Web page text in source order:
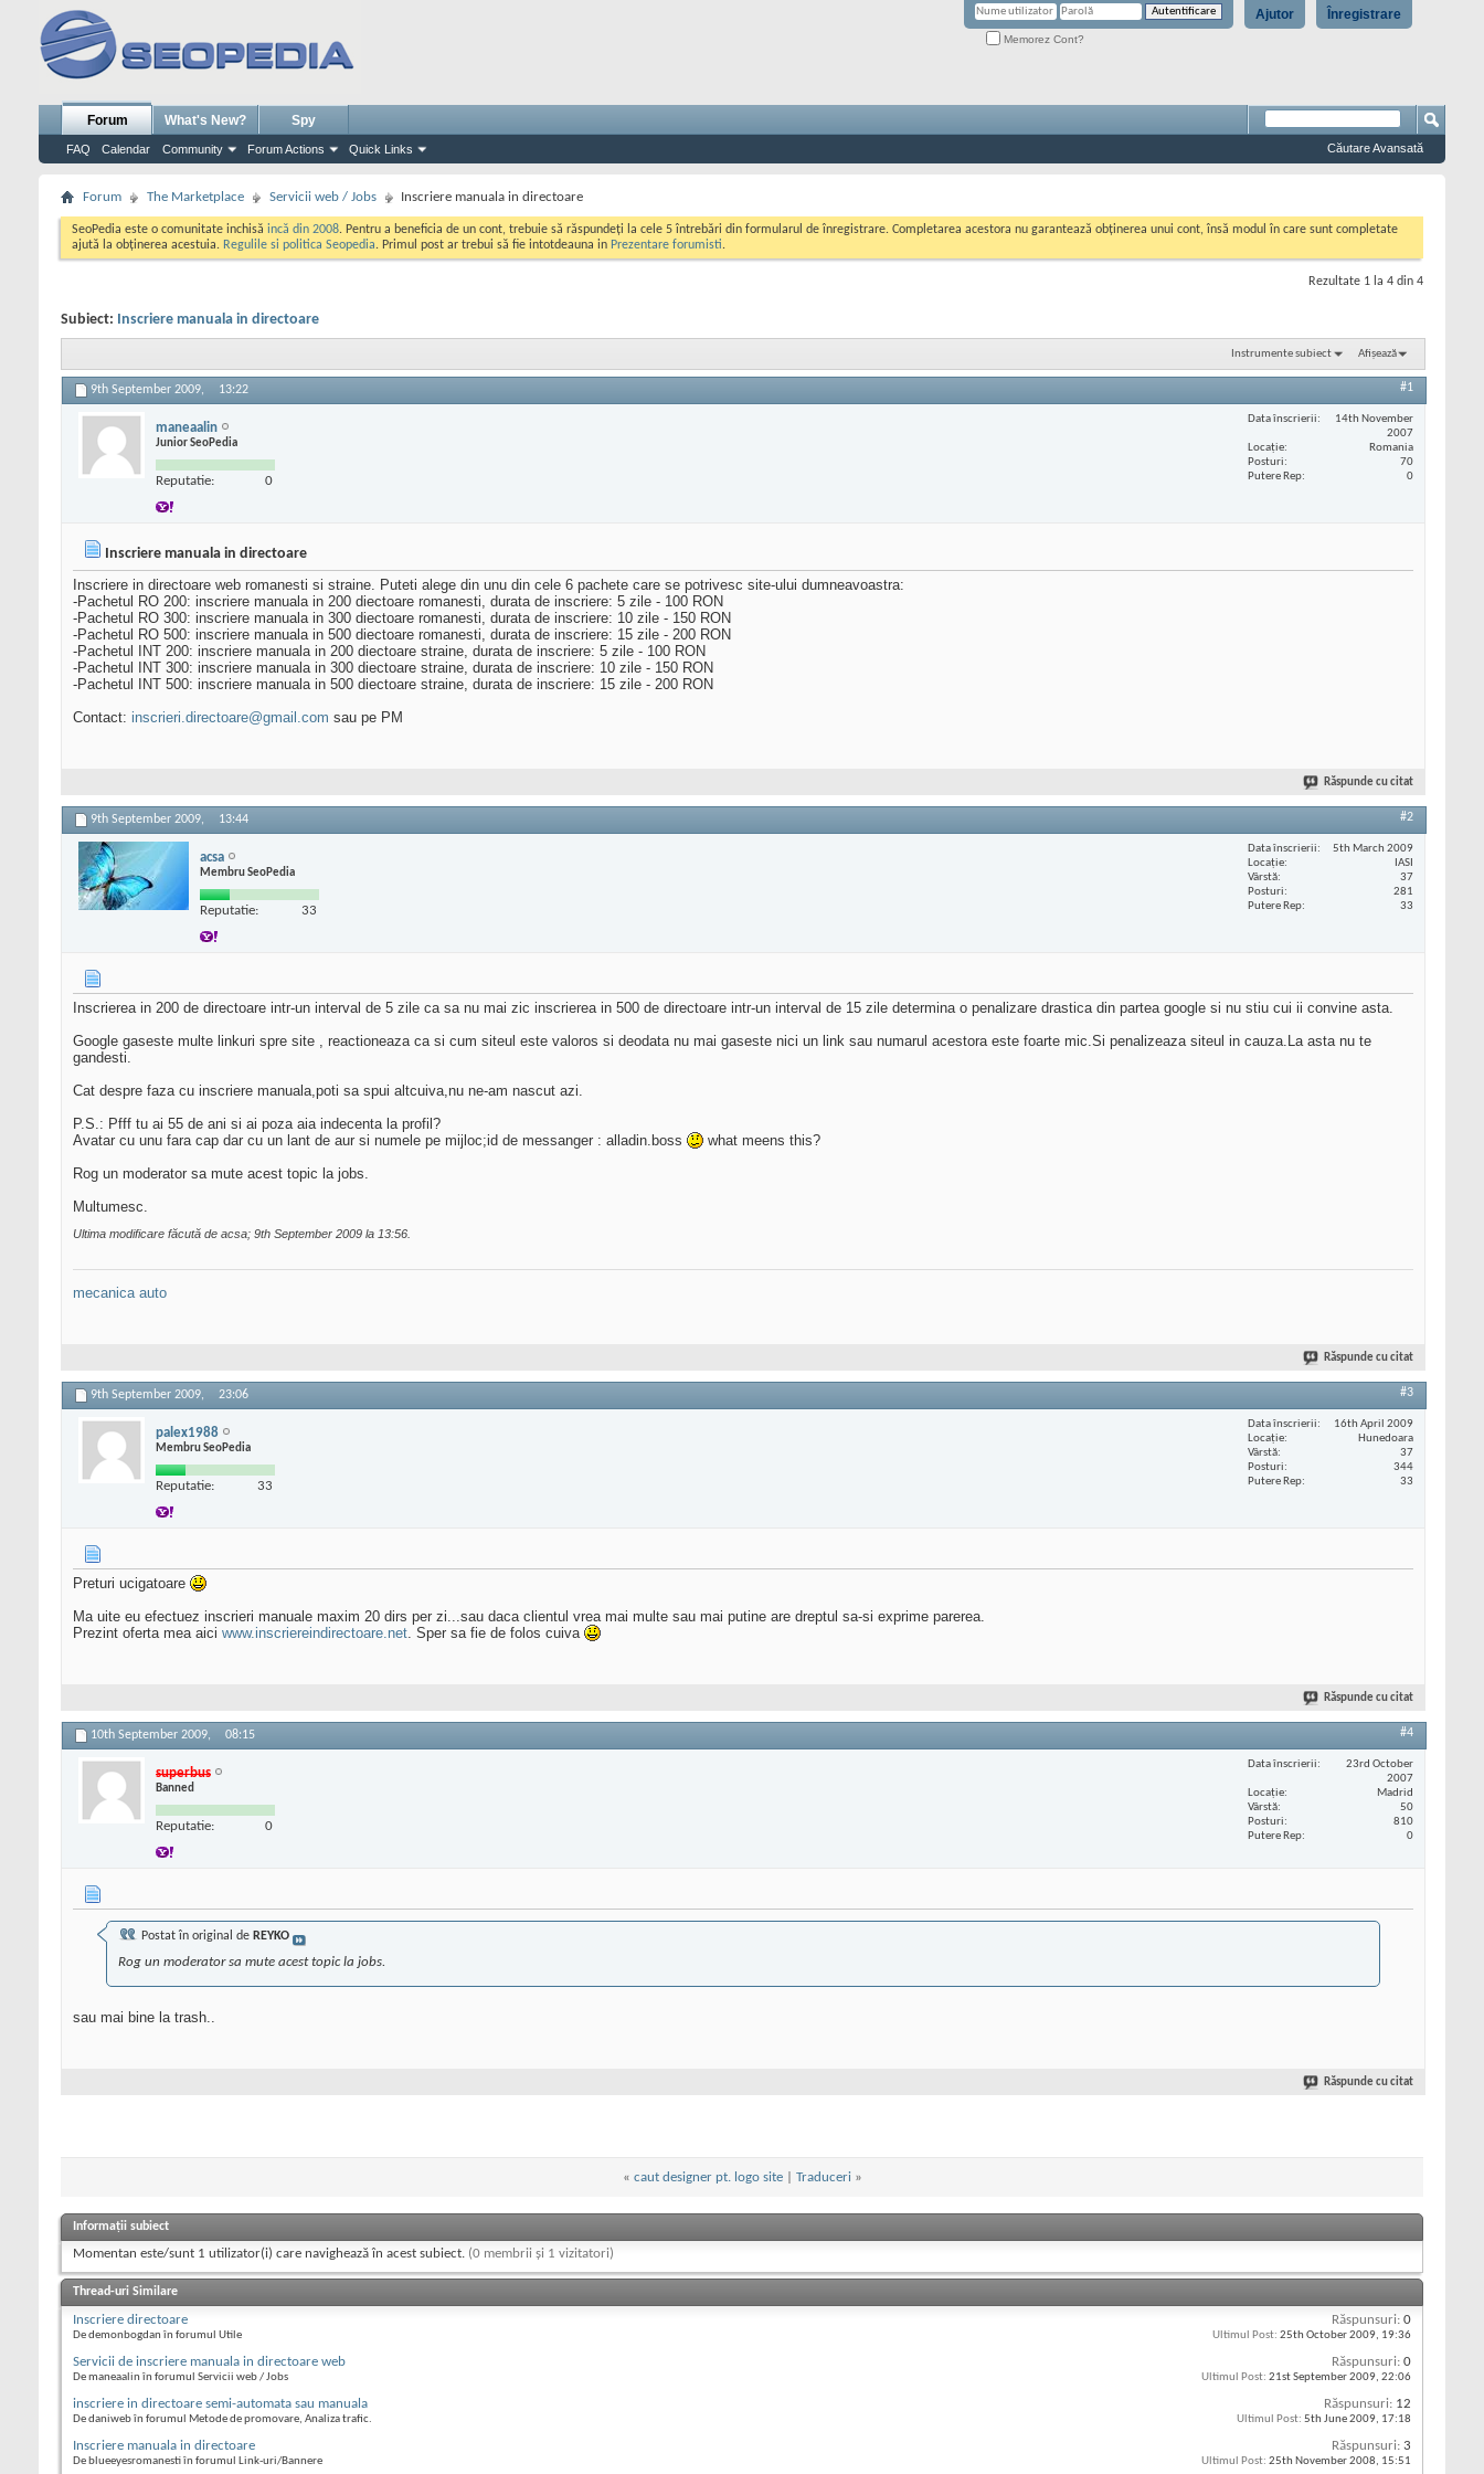
Înregistrare
Ajutor
Memorez Cont?
Forum
FAQ Calendar Community Forum Actions Quick Links
What's New? Spy
Căutare Avansată
Forum The Marketplace Servicii web / Jobs Inscriere manuala in directoare
SeoPedia este o comunitate inchisă incă din 2008. Pentru a beneficia de un cont, trebuie să răspundeți la cele 5 întrebări din formularul de înregistrare. Completarea acestora nu garantează obținerea unui cont, însă modul în care sunt completate
ajută la obținerea acestuia. Regulile si politica Seopedia. Primul post ar trebui să fie intotdeauna in Prezentare forumisti.
Rezultate 1 la 4 din 4
Subiect: Inscriere manuala in directoare
Instrumente subiect Afișează
9th September 2009, 13:22 #1
maneaalin
Junior SeoPedia
Reputatie: 0
Data înscrierii
14th November
2007
Locaţie
Romania
Posturi
70
Putere Rep
0
Inscriere manuala in directoare
Inscriere in directoare web romanesti si straine. Puteti alege din unu din cele 6 pachete care se potrivesc site-ului dumneavoastra:
-Pachetul RO 200: inscriere manuala in 200 diectoare romanesti, durata de inscriere: 5 zile - 100 RON
-Pachetul RO 300: inscriere manuala in 300 diectoare romanesti, durata de inscriere: 10 zile - 150 RON
-Pachetul RO 500: inscriere manuala in 500 diectoare romanesti, durata de inscriere: 15 zile - 200 RON
-Pachetul INT 200: inscriere manuala in 200 diectoare straine, durata de inscriere: 5 zile - 100 RON
-Pachetul INT 300: inscriere manuala in 300 diectoare straine, durata de inscriere: 10 zile - 150 RON
-Pachetul INT 500: inscriere manuala in 500 diectoare straine, durata de inscriere: 15 zile - 200 RON
Contact: inscrieri.directoare@gmail.com sau pe PM
Răspunde cu citat
9th September 2009, 13:44 #2
acsa
Membru SeoPedia
Reputatie: 33
Data înscrierii
5th March 2009
Locaţie
IASI
Vârstă
37
Posturi
281
Putere Rep
33
Inscrierea in 200 de directoare intr-un interval de 5 zile ca sa nu mai zic inscrierea in 500 de directoare intr-un interval de 15 zile determina o penalizare drastica din partea google si nu stiu cui ii convine asta.
Google gaseste multe linkuri spre site , reactioneaza ca si cum siteul este valoros si deodata nu mai gaseste nici un link sau numarul acestora este foarte mic.Si penalizeaza siteul in cauza.La asta nu te
gandesti.
Cat despre faza cu inscriere manuala,poti sa spui altcuiva,nu ne-am nascut azi.
P.S.: Pfff tu ai 55 de ani si ai poza aia indecenta la profil?
Avatar cu unu fara cap dar cu un lant de aur si numele pe mijloc;id de messanger : alladin.boss
what meens this?
Rog un moderator sa mute acest topic la jobs.
Multumesc.
Ultima modificare făcută de acsa; 9th September 2009 la 13:56
mecanica auto
Răspunde cu citat
9th September 2009, 23:06 #3
palex1988
Membru SeoPedia
Reputatie: 33
Data înscrierii
16th April 2009
Locaţie
Hunedoara
Vârstă
37
Posturi
344
Putere Rep
33
Preturi ucigatoare
Ma uite eu efectuez inscrieri manuale maxim 20 dirs per zi...sau daca clientul vrea mai multe sau mai putine are dreptul sa-si exprime parerea.
Prezint oferta mea aici www.inscriereindirectoare.net. Sper sa fie de folos cuiva
Răspunde cu citat
10th September 2009, 08:15 #4
superbus
Banned
Reputatie: 0
Data înscrierii
23rd October
2007
Locaţie
Madrid
Vârstă
50
Posturi
810
Putere Rep
0
Postat în original de REYKO
Rog un moderator sa mute acest topic la jobs.
sau mai bine la trash..
Răspunde cu citat
« caut designer pt. logo site| Traduceri »
Informații subiect
Momentan este/sunt 1 utilizator(i) care navighează în acest subiect. (0 membrii și 1 vizitatori)
Thread-uri Similare
Inscriere directoare
De demonbogdan în forumul Utile
Răspunsuri: 0
Ultimul Post: 25th October 2009, 19:36
Servicii de inscriere manuala in directoare web
De maneaalin în forumul Servicii web / Jobs
Răspunsuri: 0
Ultimul Post: 21st September 2009, 22:06
inscriere in directoare semi-automata sau manuala
De daniweb în forumul Metode de promovare, Analiza trafic.
Răspunsuri: 12
Ultimul Post: 5th June 2009, 17:18
Inscriere manuala in directoare
De blueeyesromanesti în forumul Link-uri/Bannere
Răspunsuri: 3
Ultimul Post: 25th November 2008, 15:51